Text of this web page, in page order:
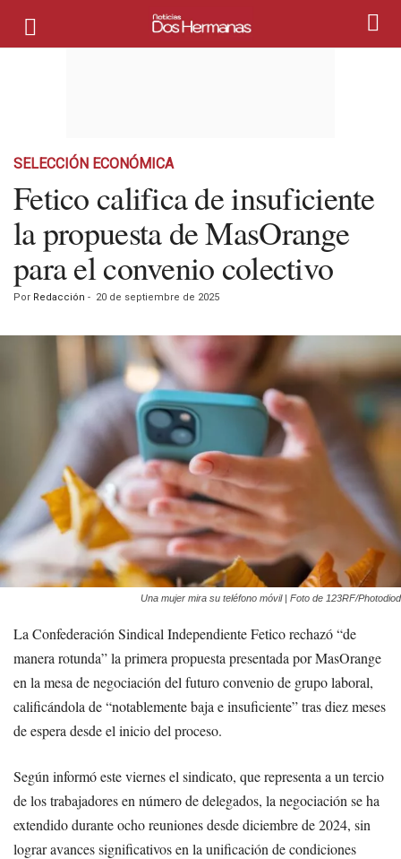
SELECCIÓN ECONÓMICA
Fetico califica de insuficiente
la propuesta de MasOrange
para el convenio colectivo
Por Redacción - 20 de septiembre de 2025
Una mujer mira su teléfono móvil | Foto de 123RF/Photodiod
La Confederación Sindical Independiente Fetico rechazó “de
manera rotunda” la primera propuesta presentada por MasOrange
en la mesa de negociación del futuro convenio de grupo laboral,
calificándola de “notablemente baja e insuficiente” tras diez meses
de espera desde el inicio del proceso.
Según informó este viernes el sindicato, que representa a un tercio
de los trabajadores en número de delegados, la negociación se ha
extendido durante ocho reuniones desde diciembre de 2024, sin
lograr avances significativos en la unificación de condiciones